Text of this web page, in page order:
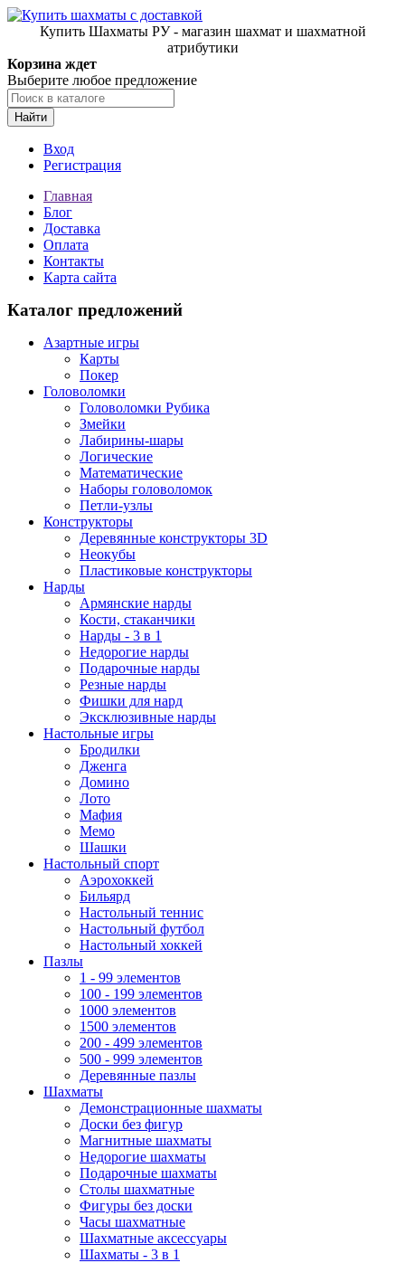
Купить Шахматы РУ - магазин шахмат и шахматной
атрибутики
Корзина ждет
Выберите любое предложение
Найти
Вход
Регистрация
Главная
Блог
Доставка
Оплата
Контакты
Карта сайта
Каталог предложений
Азартные игры
Карты
Покер
Головоломки
Головоломки Рубика
Змейки
Лабирины-шары
Логические
Математические
Наборы головоломок
Петли-узлы
Конструкторы
Деревянные конструкторы 3D
Неокубы
Пластиковые конструкторы
Нарды
Армянские нарды
Кости, стаканчики
Нарды - 3 в 1
Недорогие нарды
Подарочные нарды
Резные нарды
Фишки для нард
Эксклюзивные нарды
Настольные игры
Бродилки
Дженга
Домино
Лото
Мафия
Мемо
Шашки
Настольный спорт
Аэрохоккей
Бильярд
Настольный теннис
Настольный футбол
Настольный хоккей
Пазлы
1 - 99 элементов
100 - 199 элементов
1000 элементов
1500 элементов
200 - 499 элементов
500 - 999 элементов
Деревянные пазлы
Шахматы
Демонстрационные шахматы
Доски без фигур
Магнитные шахматы
Недорогие шахматы
Подарочные шахматы
Столы шахматные
Фигуры без доски
Часы шахматные
Шахматные аксессуары
Шахматы - 3 в 1